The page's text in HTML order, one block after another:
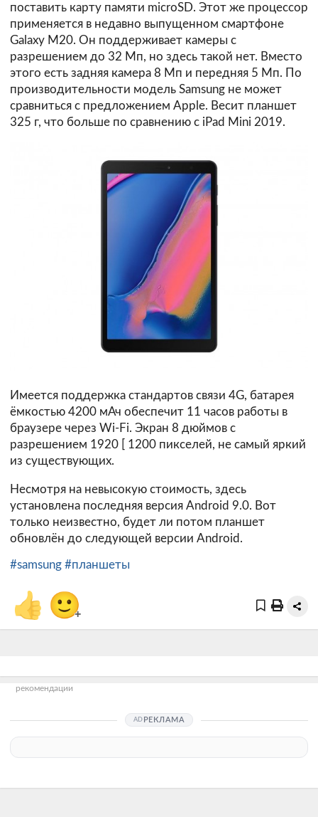
поставить карту памяти microSD. Этот же процессор
применяется в недавно выпущенном смартфоне
Galaxy М20. Он поддерживает камеры с
разрешением до 32 Мп, но здесь такой нет. Вместо
этого есть задняя камера 8 Мп и передняя 5 Мп. По
производительности модель Samsung не может
сравниться с предложением Apple. Весит планшет
325 г, что больше по сравнению с iPad Mini 2019.
Имеется поддержка стандартов связи 4G, батарея
ёмкостью 4200 мАч обеспечит 11 часов работы в
браузере через Wi-Fi. Экран 8 дюймов с
разрешением 1920 [ 1200 пикселей, не самый яркий
из существующих.
Несмотря на невысокую стоимость, здесь
установлена последняя версия Android 9.0. Вот
только неизвестно, будет ли потом планшет
обновлён до следующей версии Android.
#samsung #планшеты
👍 🙂+
рекомендации
РЕКЛАМА